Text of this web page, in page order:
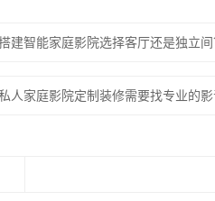
建智能家庭影院选择客厅还是独立间
人家庭影院定制装修需要找专业的影